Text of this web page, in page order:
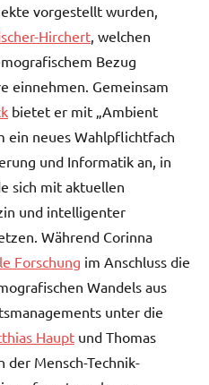
vorgestellt wurden,
Hirchert , welchen
Bezug
einnehmen. Gemeinsam
bietet er mit „Ambient
ein neues Wahlpflichtfach
und Informatik an, in
sich mit aktuellen
und intelligenter
Während Corinna
Forschung im Anschluss die
Wandels aus
unter die
Haupt und Thomas
der Mensch-Technik-